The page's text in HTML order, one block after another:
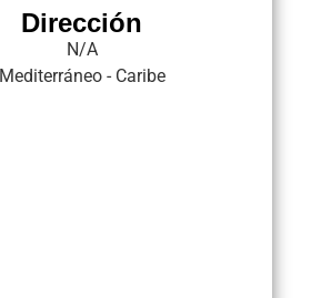
Dirección
N/A
Mediterráneo - Caribe